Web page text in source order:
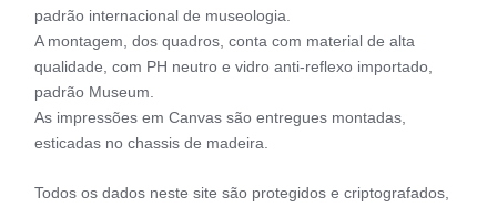
padrão internacional de museologia.
A montagem, dos quadros, conta com material de alta
qualidade, com PH neutro e vidro anti-reflexo importado,
padrão Museum.
As impressões em Canvas são entregues montadas,
esticadas no chassis de madeira.
Todos os dados neste site são protegidos e criptografados,